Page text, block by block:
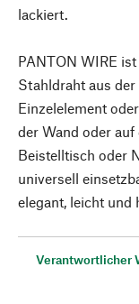
lackiert.
PANTON WIRE
Stahldraht aus der
Einzelelement
der Wand oder auf
Beistelltisch oder
universell
elegant, leicht und
Verantwortlicher